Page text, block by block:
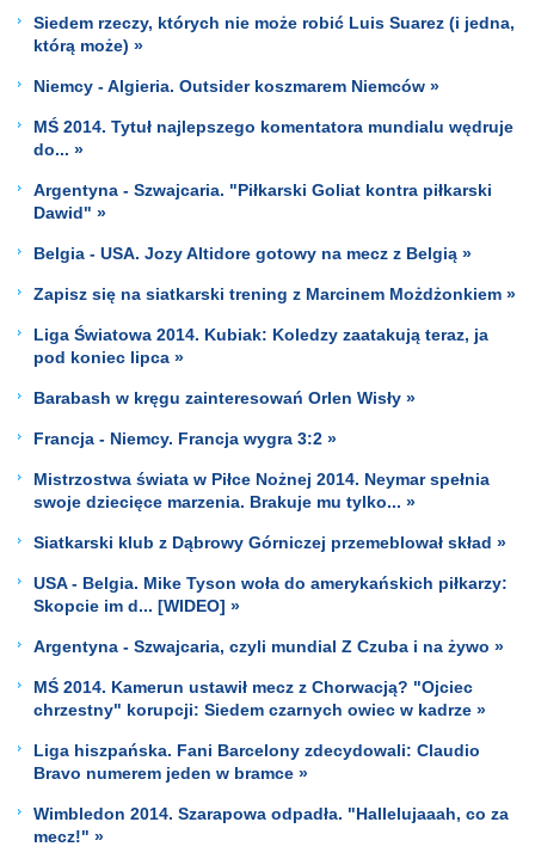
Siedem rzeczy, których nie może robić Luis Suarez (i jedna,
którą może) »
Niemcy - Algieria. Outsider koszmarem Niemców »
MŚ 2014. Tytuł najlepszego komentatora mundialu wędruje
do... »
Argentyna - Szwajcaria. "Piłkarski Goliat kontra piłkarski
Dawid" »
Belgia - USA. Jozy Altidore gotowy na mecz z Belgią »
Zapisz się na siatkarski trening z Marcinem Możdżonkiem »
Liga Światowa 2014. Kubiak: Koledzy zaatakują teraz, ja
pod koniec lipca »
Barabash w kręgu zainteresowań Orlen Wisły »
Francja - Niemcy. Francja wygra 3:2 »
Mistrzostwa świata w Piłce Nożnej 2014. Neymar spełnia
swoje dziecięce marzenia. Brakuje mu tylko... »
Siatkarski klub z Dąbrowy Górniczej przemeblował skład »
USA - Belgia. Mike Tyson woła do amerykańskich piłkarzy:
Skopcie im d... [WIDEO] »
Argentyna - Szwajcaria, czyli mundial Z Czuba i na żywo »
MŚ 2014. Kamerun ustawił mecz z Chorwacją? "Ojciec
chrzestny" korupcji: Siedem czarnych owiec w kadrze »
Liga hiszpańska. Fani Barcelony zdecydowali: Claudio
Bravo numerem jeden w bramce »
Wimbledon 2014. Szarapowa odpadła. "Hallelujaaah, co za
mecz!" »